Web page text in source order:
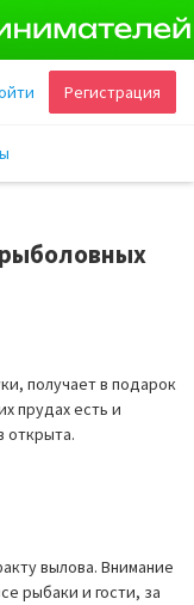
Регистрация
получает в подарок
прудах есть и
открыта.
вылова. Внимание
рыбаки и гости, за